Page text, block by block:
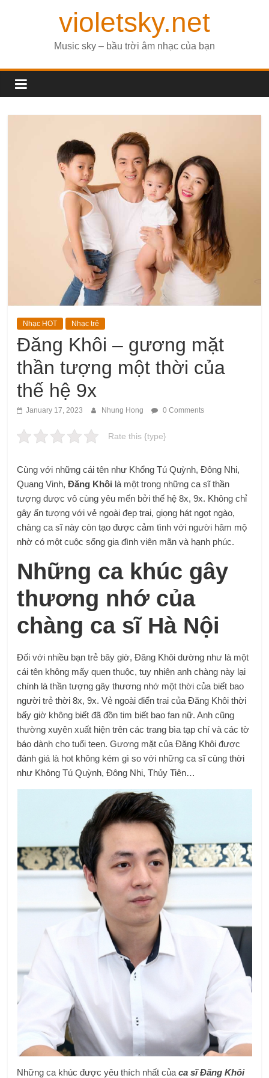
violetsky.net
Music sky – bầu trời âm nhạc của bạn
Nhạc HOT Nhạc trẻ
Đăng Khôi – gương mặt
thần tượng một thời của
thế hệ 9x
January 17, 2023 Nhung Hong 0 Comments
Rate this {type}
Cùng với những cái tên như Khổng Tú Quỳnh, Đông Nhi,
Quang Vinh,Đăng Khôi là một trong những ca sĩ thần
tượng được vô cùng yêu mến bởi thế hệ 8x, 9x. Không chỉ
gây ấn tượng với vẻ ngoài đẹp trai, giọng hát ngọt ngào,
chàng ca sĩ này còn tạo được cảm tình với người hâm mộ
nhờ có một cuộc sống gia đình viên mãn và hạnh phúc.
Những ca khúc gây
thương nhớ của
chàng ca sĩ Hà Nội
Đối với nhiều bạn trẻ bây giờ, Đăng Khôi dường như là một
cái tên không mấy quen thuộc, tuy nhiên anh chàng này lại
chính là thần tượng gây thương nhớ một thời của biết bao
người trẻ thời 8x, 9x. Vẻ ngoài điển trai của Đăng Khôi thời
bấy giờ không biết đã đồn tim biết bao fan nữ. Anh cũng
thường xuyên xuất hiện trên các trang bìa tạp chí và các tờ
báo dành cho tuổi teen. Gương mặt của Đăng Khôi được
đánh giá là hot không kém gì so với những ca sĩ cùng thời
như Không Tú Quỳnh, Đông Nhi, Thủy Tiên…
Những ca khúc được yêu thích nhất củaca sĩ Đăng Khôi